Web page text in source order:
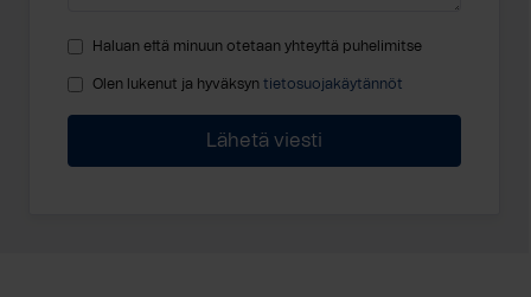
Haluan että minuun otetaan yhteyttä puhelimitse
Olen lukenut ja hyväksyn tietosuojakäytännöt